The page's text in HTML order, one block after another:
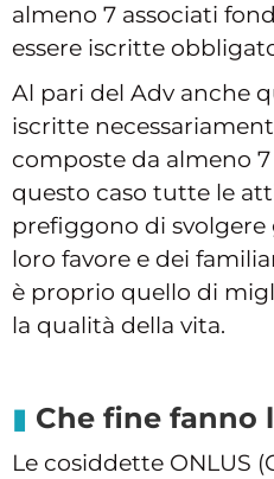
almeno 7 associati
essere iscritte
Al pari del Adv anche
iscritte
composte da almeno
questo caso tutte le
prefiggono di svolgere
loro favore e dei
è proprio quello di
la qualità della vita.
Che fine fanno
Le cosiddette ONLUS